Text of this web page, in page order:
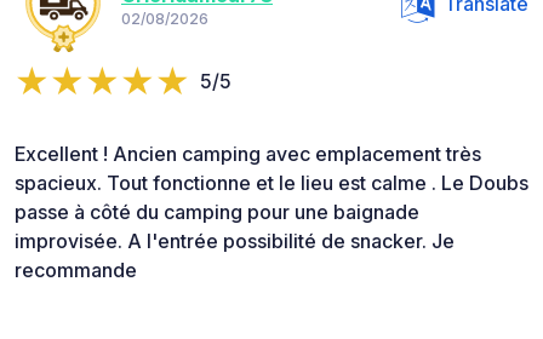
02/08/2026
5/5
Excellent ! Ancien camping avec emplacement très
spacieux. Tout fonctionne et le lieu est calme . Le Doubs
passe à côté du camping pour une baignade
improvisée. A l'entrée possibilité de snacker. Je
recommande